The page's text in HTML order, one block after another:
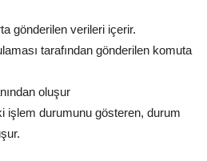
gönderilen verileri içerir.
tarafından gönderilen komuta
oluşur
işlem durumunu gösteren, durum